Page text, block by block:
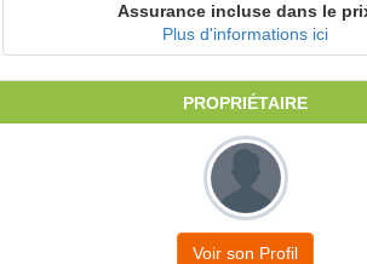
Assurance incluse dans le
Plus d'informations ici
PROPRIÉTAIRE
Voir son Profil